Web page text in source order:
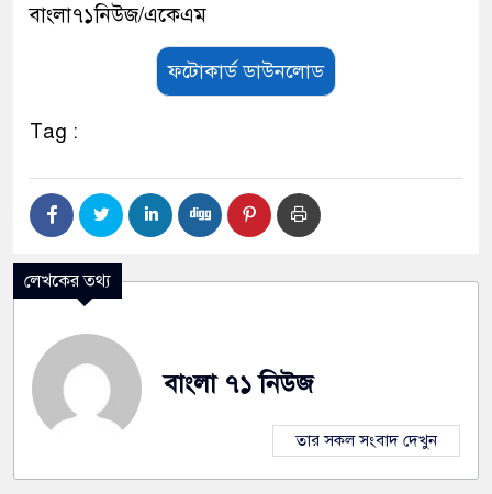
বাংলা৭১নিউজ/একেএম
ফটোকার্ড ডাউনলোড
Tag :
লেখকের তথ্য
বাংলা ৭১ নিউজ
তার সকল সংবাদ দেখুন